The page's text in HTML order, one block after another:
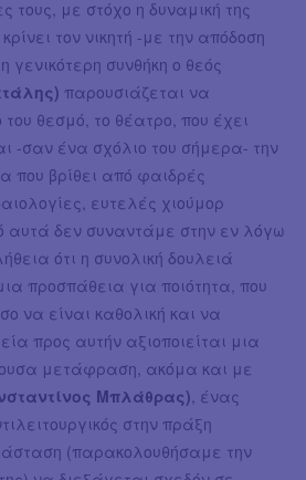
τους, με στόχο η δυναμική της
τον νικητή -με την απόδοση
γενικότερη συνθήκη ο θεός
παρουσιάζεται να
του θεσμό, το θέατρο, που έχει
-σαν ένα σχόλιο του σήμερα- την
που βρίθει από φαιδρές
ευτελές χιούμορ
δεν συναντάμε στην εν λόγω
ότι η συνολική δουλειά
προσπάθεια για ποιότητα, που
να είναι καθολική και να
προς αυτήν αξιοποιείται μια
μετάφραση, ακόμα και με
Μπλάθρας), ένας
στην πράξη
(παρακολουθήσαμε την